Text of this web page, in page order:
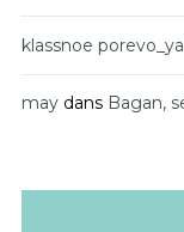
klassnoe
may dans Bagan,